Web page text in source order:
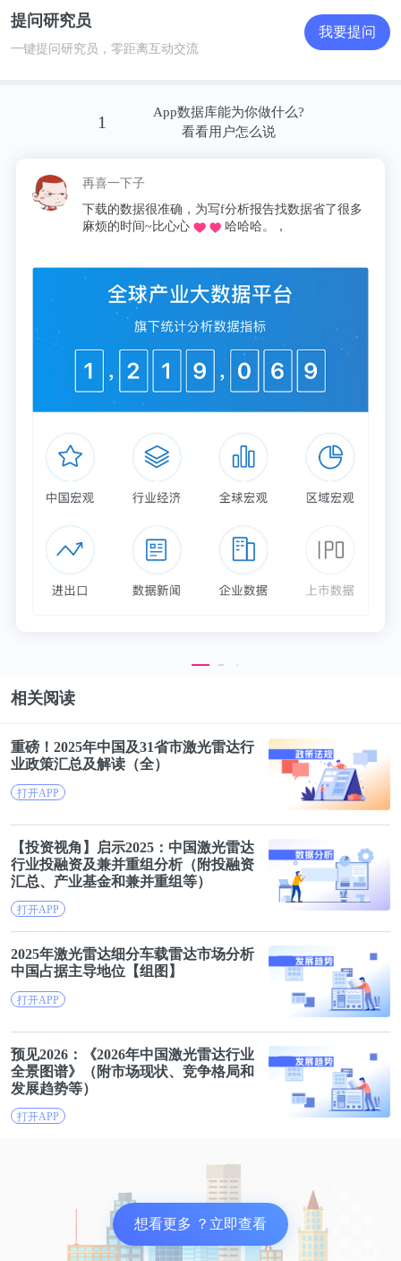
企查猫知识产权信息显示，近日，宇树科技股份有限
王兴兴、王凯。摘要显示，本发明提供的一种移动机
器人，包括机身和广角激光雷达，所述机身形状为竖
雷达设于所述机身上方，所述广角激光雷达安装位置
的投影位于所述机身的几何中心附近。本发明将其机
并将广角激光雷达的位置设于机身的正上方位置，该
种配合设置方式，仅需一个广角激光雷达，即可实现
较大范围的对机身周围环境的感知，生产制造成本
低，不涉及到多个感应装置的数据处理问题，降低了
数据处理难度。
宁德时代聘请紫金矿业创始人陈景河
4月7日，宁德时代内部人士表示，宁德时代已正式聘
请紫金矿业创始人、前董事长陈景河担任公司矿业部
门顾问，助力其拓展矿产供应链业务。
首次公开募股招股说明书。SpaceX计划于6月8日当周
启动IPO路演。SpaceX计划在其IPO路演启动前一
天，面向整个承销团的125位财务分析师举行线上会
产业链人士：苹果首款折叠屏手机项目正常推进，产
品下半年发布
4月6日，有媒体报道，富士康正在试产苹果首款折叠
屏手机。对此，4月7日，苹果产业链人士向记者表
示，苹果首款折叠屏手机项目方案早已确定，目前该
项目正在正常推进中，试产是产品正式量产前必经阶
段，一般需经过工程验证、设计验证、生产试产验
证，最后再到正式量产，按正常推进计划，该产品将
于今年秋季发布。
日前，OpenAI CEO山姆·奥特曼在一档专访节目中坦
白，之所以关停Sora这样的现象级产品，完全是因为
提问研究员
一键提问研究员，零距离互动交流
我要提问
1
App数据库能为你做什么?
看看用户怎么说
再喜一下子
下载的数据很准确，为写f分析报告找数据省了很多
麻烦的时间~比心心
哈哈哈。，
相关阅读
重磅！2025年中国及31省市激光雷达行
业政策汇总及解读（全）
打开APP
【投资视角】启示2025：中国激光雷达
行业投融资及兼并重组分析（附投融资
汇总、产业基金和兼并重组等）
打开APP
2025年激光雷达细分车载雷达市场分析
中国占据主导地位【组 图 】
打开APP
预见2026：《2026年中国激光雷达行业
全景图谱》（附市场现状、竞争格局和
发展趋势等）
打开APP
想看更多 ？立即查看